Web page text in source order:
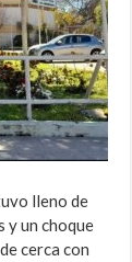
lleno de
y un choque
cerca con